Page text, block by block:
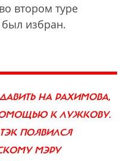
втором туре
избран.
НА РАХИМОВА,
К ЛУЖКОВУ.
ПОЯВИЛСЯ
МЭРУ